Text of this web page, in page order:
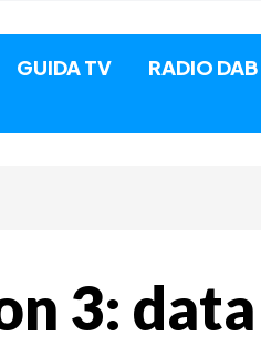
GUIDA TV RADIO DAB
3: data